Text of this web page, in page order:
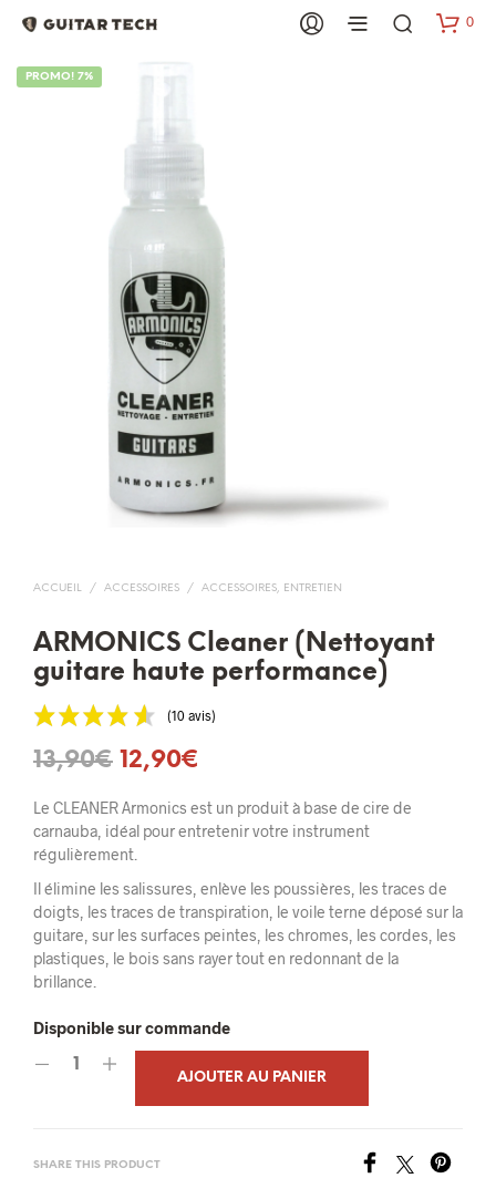
0
PROMO! 7%
ACCUEIL / ACCESSOIRES / ACCESSOIRES, ENTRETIEN
ARMONICS Cleaner (Nettoyant
guitare haute performance)
(10 avis)
13,90€ Le
prix
initial
était :
13,90€.
12,90€
prix
actuel
12,90€.
Le CLEANER Armonics est un produit à base de cire de
carnauba, idéal pour entretenir votre instrument
régulièrement.
Il élimine les salissures, enlève les poussières, les traces de
doigts, les traces de transpiration, le voile terne déposé sur la
guitare, sur les surfaces peintes, les chromes, les cordes, les
plastiques, le bois sans rayer tout en redonnant de la
brillance.
Disponible sur commande
AJOUTER AU PANIER
SHARE THIS PRODUCT